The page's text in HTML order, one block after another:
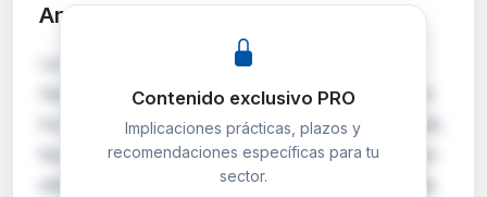
Análisis detallado
La Dirección General para la Eficiencia del
Servicio Público de Justicia declara la jubilación
forzosa de doña María Isabel Castellano Rausell,
fiscal de la Fiscalía Provincial de Barcelona, con
efectos del 14 de julio de 2026. El procedimiento
Contenido exclusivo PRO
Implicaciones prácticas, plazos y
recomendaciones específicas para tu
sector.